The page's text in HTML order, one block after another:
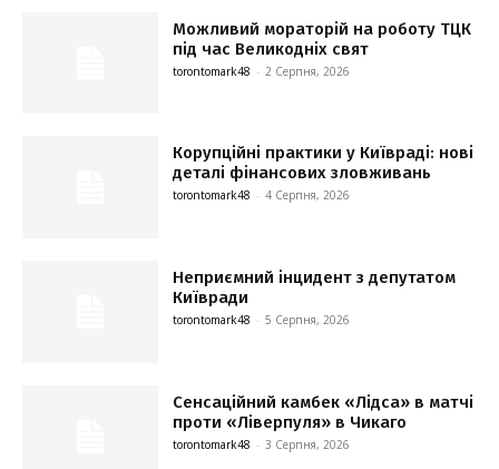
Можливий мораторій на роботу ТЦК
під час Великодніх свят
torontomark48 - 2 Серпня, 2026
Корупційні практики у Київраді: нові
деталі фінансових зловживань
torontomark48 - 4 Серпня, 2026
Неприємний інцидент з депутатом
Київради
torontomark48 - 5 Серпня, 2026
Сенсаційний камбек «Лідса» в матчі
проти «Ліверпуля» в Чикаго
torontomark48 - 3 Серпня, 2026